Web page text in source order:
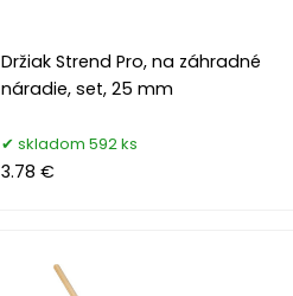
Držiak Strend Pro, na záhradné
náradie, set, 25 mm
skladom 592 ks
3.78 €